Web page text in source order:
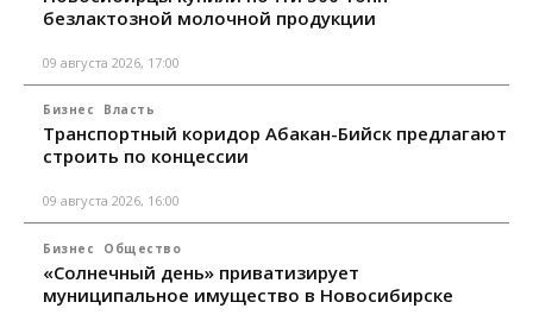
безлактозной молочной продукции
09 августа 2026, 17:00
Бизнес Власть
Транспортный коридор Абакан-Бийск предлагают
строить по концессии
09 августа 2026, 16:00
Бизнес Общество
«Солнечный день» приватизирует
муниципальное имущество в Новосибирске